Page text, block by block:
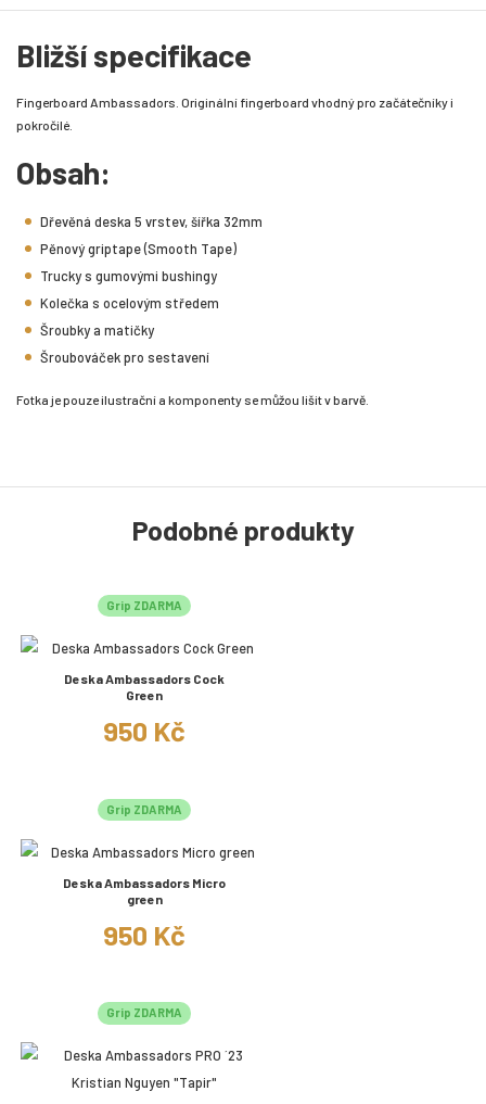
Bližší specifikace
Fingerboard Ambassadors. Originální fingerboard vhodný pro začátečníky i
pokročilé.
Obsah:
Dřevěná deska 5 vrstev, šířka 32mm
Pěnový griptape (Smooth Tape)
Trucky s gumovými bushingy
Kolečka s ocelovým středem
Šroubky a matičky
Šroubováček pro sestavení
Fotka je pouze ilustrační a komponenty se můžou lišit v barvě.
Podobné produkty
Grip ZDARMA
Deska Ambassadors Cock
Green
950 Kč
Grip ZDARMA
Deska Ambassadors Micro
green
950 Kč
Grip ZDARMA